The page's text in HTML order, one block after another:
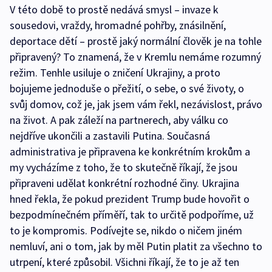
V této době to prostě nedává smysl – invaze k
sousedovi, vraždy, hromadné pohřby, znásilnění,
deportace dětí – prostě jaký normální člověk je na tohle
připravený? To znamená, že v Kremlu nemáme rozumný
režim. Tenhle usiluje o zničení Ukrajiny, a proto
bojujeme jednoduše o přežití, o sebe, o své životy, o
svůj domov, což je, jak jsem vám řekl, nezávislost, právo
na život. A pak záleží na partnerech, aby válku co
nejdříve ukončili a zastavili Putina. Současná
administrativa je připravena ke konkrétním krokům a
my vycházíme z toho, že to skutečně říkají, že jsou
připraveni udělat konkrétní rozhodné činy. Ukrajina
hned řekla, že pokud prezident Trump bude hovořit o
bezpodmínečném příměří, tak to určitě podpoříme, už
to je kompromis. Podívejte se, nikdo o ničem jiném
nemluví, ani o tom, jak by měl Putin platit za všechno to
utrpení, které způsobil. Všichni říkají, že to je až ten